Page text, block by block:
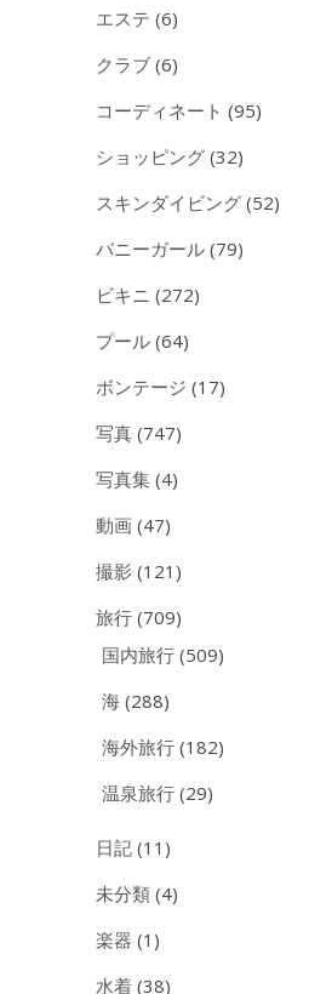
エステ (6)
クラブ (6)
コーディネート (95)
ショッピング (32)
スキンダイビング (52)
バニーガール (79)
ビキニ (272)
プール (64)
ボンテージ (17)
写真 (747)
写真集 (4)
動画 (47)
撮影 (121)
旅行 (709)
国内旅行 (509)
海 (288)
海外旅行 (182)
温泉旅行 (29)
日記 (11)
未分類 (4)
楽器 (1)
水着 (38)